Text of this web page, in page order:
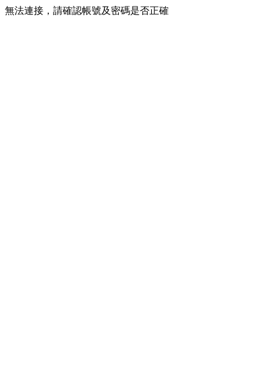
無法連接，請確認帳號及密碼是否正確